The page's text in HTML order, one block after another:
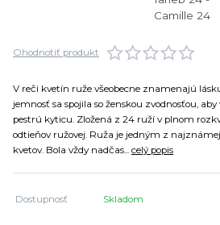
Ohodnotiť produkt
V reči kvetín ruže všeobecne znamenajú
jemnosť sa spojila so ženskou zvodnosťou,
pestrú kyticu. Zložená z 24 ruží v plnom
odtieňov ružovej. Ruža je jedným z
kvetov. Bola vždy nadčas... celý popis
Dostupnosť Skladom